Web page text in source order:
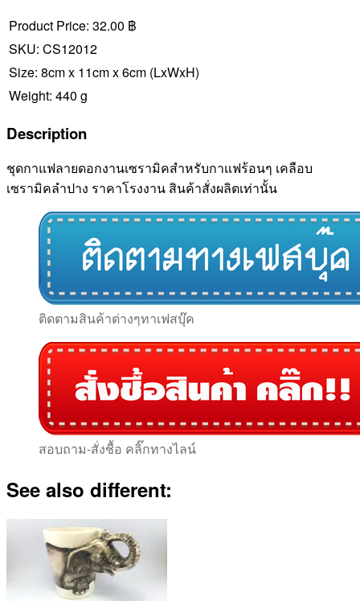
Product Price: 32.00 ฿
SKU: CS12012
Size: 8cm x 11cm x 6cm (LxWxH)
Weight: 440 g
Description
ชุดกาแฟลายดอกงานเซรามิคสำหรับกาแฟร้อนๆ เคลือบ
เซรามิคลำปาง ราคาโรงงาน สินค้าสั่งผลิตเท่านั้น
ติดตามสินค้าต่างๆทาเฟสบุ๊ค
สอบถาม-สั่งชื้อ คลิ๊กทางไลน์
See also different: